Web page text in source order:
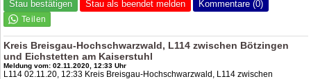
Stau bestätigen Stau als beendet melden Kommentare (0)
Kreis Breisgau-Hochschwarzwald, L114 zwischen Bötzingen
und Eichstetten am Kaiserstuhl
Meldung vom: 02.11.2020, 12:33 Uhr
L114 02.11.20, 12:33 Kreis Breisgau-Hochschwarzwald, L114 zwischen